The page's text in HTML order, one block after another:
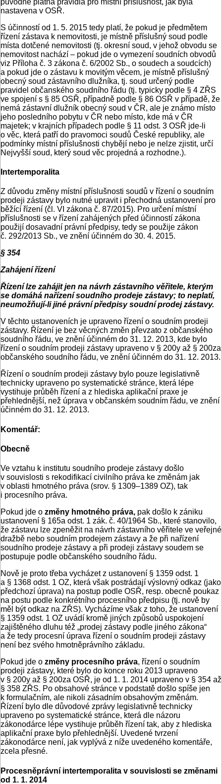
původně platná pravidla pro místní příslušnost, jak byla
nastavena v OSŘ.
S účinností od 1. 5. 2015 tedy platí, že pokud je předmětem
řízení zástava k nemovitosti, je místně příslušný soud podle
místa dotčené nemovitosti (tj. okresní soud, v jehož obvodu se
nemovitost nachází – pokud jde o vymezení soudních obvodů
viz Příloha č. 3 zákona č. 6/2002 Sb., o soudech a soudcích)
a pokud jde o zástavu k movitým věcem, je místně příslušný
obecný soud zástavního dlužníka, tj. soud určený podle
pravidel občanského soudního řádu (tj. typicky podle § 4 ZŘS
ve spojení s § 85 OSŘ, případně podle § 86 OSŘ v případě, že
nemá zástavní dlužník obecný soud v ČR, ale je známo místo
jeho posledního pobytu v ČR nebo místo, kde má v ČR
majetek; v krajních případech podle § 11 odst. 3 OSŘ jde-li
o věc, která patří do pravomoci soudů České republiky, ale
podmínky místní příslušnosti chybějí nebo je nelze zjistit, určí
Nejvyšší soud, který soud věc projedná a rozhodne.).
Intertemporalita
Z důvodu změny místní příslušnosti soudů v řízení o soudním
prodeji zástavy bylo nutné upravit i přechodná ustanovení pro
běžící řízení (čl. VI zákona č. 87/2015). Pro určení místní
příslušnosti se v řízení zahájených před účinností zákona
použijí dosavadní právní předpisy, tedy se použije zákon
č. 292/2013 Sb., ve znění účinném do 30. 4. 2015.
§ 354
Zahájení řízení
Řízení lze zahájit jen na návrh zástavního věřitele, kterým
se domáhá nařízení soudního prodeje zástavy; to neplatí,
neumožňují-li jiné právní předpisy soudní prodej zástavy.
V těchto ustanoveních je upraveno řízení o soudním prodeji
zástavy. Řízení je bez věcných změn převzato z občanského
soudního řádu, ve znění účinném do 31. 12. 2013, kde bylo
řízení o soudním prodeji zástavy upraveno v § 200y až § 200za
občanského soudního řádu, ve znění účinném do 31. 12. 2013.
Řízení o soudním prodeji zástavy bylo pouze legislativně
technicky upraveno po systematické stránce, která lépe
vystihuje průběh řízení a z hlediska aplikační praxe je
přehlednější, než úprava v občanském soudním řádu, ve znění
účinném do 31. 12. 2013.
Komentář:
Obecně
Ve vztahu k institutu soudního prodeje zástavy došlo
v souvislosti s rekodifikací civilního práva ke změnám jak
v oblasti hmotného práva (srov. § 1309–1389 OZ), tak
i procesního práva.
Pokud jde o změny hmotného práva, pak došlo k zániku
ustanovení § 165a odst. 1 zák. č. 40/1964 Sb., které stanovilo,
že zástavu lze zpeněžit na návrh zástavního věřitele ve veřejné
dražbě nebo soudním prodejem zástavy a že při nařízení
soudního prodeje zástavy a při prodeji zástavy soudem se
postupuje podle občanského soudního řádu.
Nově je proto třeba vycházet z ustanovení § 1359 odst. 1
a § 1368 odst. 1 OZ, která však postrádají výslovný odkaz (jako
předchozí úprava) na postup podle OSŘ, resp. obecně poukaz
na postu podle konkrétního procesního předpisu (tj. nově by
měl být odkaz na ZŘS). Vycházíme však z toho, že ustanovení
§ 1359 odst. 1 OZ uvádí kromě jiných způsobů uspokojení
zajištěného dluhu též „prodej zástavy podle jiného zákona“
a že tedy procesní úprava řízení o soudním prodeji zástavy
není bez svého hmotněprávního základu.
Pokud jde o změny procesního práva, řízení o soudním
prodeji zástavy, které bylo do konce roku 2013 upraveno
v § 200y až § 200za OSŘ, je od 1. 1. 2014 upraveno v § 354 až
§ 358 ZŘS. Po obsahové stránce v podstatě došlo spíše jen
k formulačním, ale nikoli zásadním obsahovým změnám.
Řízení bylo dle důvodové zprávy legislativně technicky
upraveno po systematické stránce, která dle názoru
zákonodárce lépe vystihuje průběh řízení tak, aby z hlediska
aplikační praxe bylo přehlednější. Uvedené tvrzení
zákonodárce není, jak vyplývá z níže uvedeného komentáře,
zcela přesné.
Procesněprávní intertemporalita v souvislosti se změnami
od 1. 1. 2014